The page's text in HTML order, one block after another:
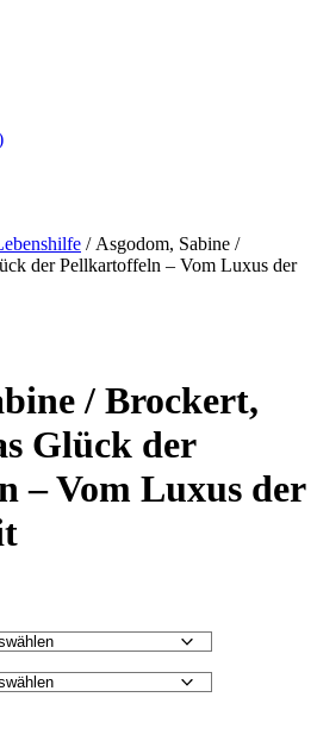
/ Asgodom, Sabine /
der Pellkartoffeln – Vom Luxus der
/ Brockert,
Glück der
– Vom Luxus der